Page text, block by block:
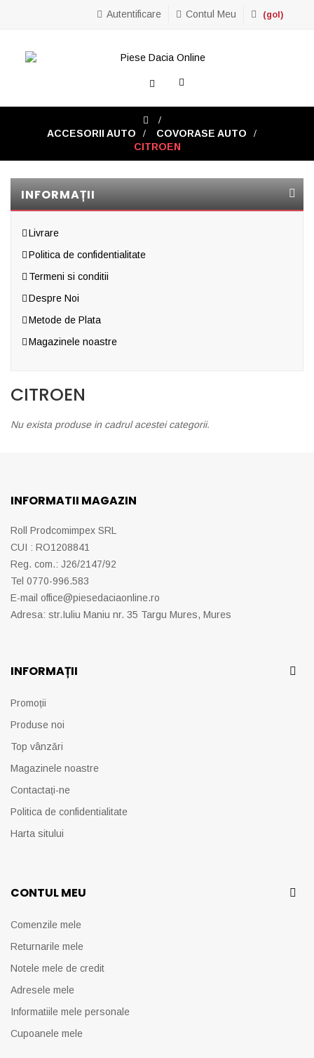
(gol)
Autentificare Contul Meu
Toggle
>
ACCESORII AUTO
> COVORASE AUTO
>
CITROEN
INFORMAȚII
Livrare
Politica de confidentialitate
Termeni si conditii
Despre Noi
Metode de Plata
Magazinele noastre
CITROEN
Nu exista produse in cadrul acestei categorii.
INFORMATII MAGAZIN
Roll Prodcomimpex SRL
CUI : RO1208841
Reg. com.: J26/2147/92
Tel 0770-996.583
E-mail office@piesedaciaonline.ro
Adresa: str.Iuliu Maniu nr. 35 Targu Mures, Mures
INFORMAȚII
Promoții
Produse noi
Top vânzări
Magazinele noastre
Contactați-ne
Politica de confidentialitate
Harta sitului
CONTUL MEU
Comenzile mele
Returnarile mele
Notele mele de credit
Adresele mele
Informatiile mele personale
Cupoanele mele